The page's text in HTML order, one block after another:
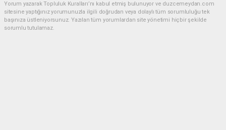
Yorum yazarak Topluluk Kuralları’nı kabul etmiş bulunuyor ve duzcemeydan.com
sitesine yaptığınız yorumunuzla ilgili doğrudan veya dolaylı tüm sorumluluğu tek
başınıza üstleniyorsunuz. Yazılan tüm yorumlardan site yönetimi hiçbir şekilde
sorumlu tutulamaz.